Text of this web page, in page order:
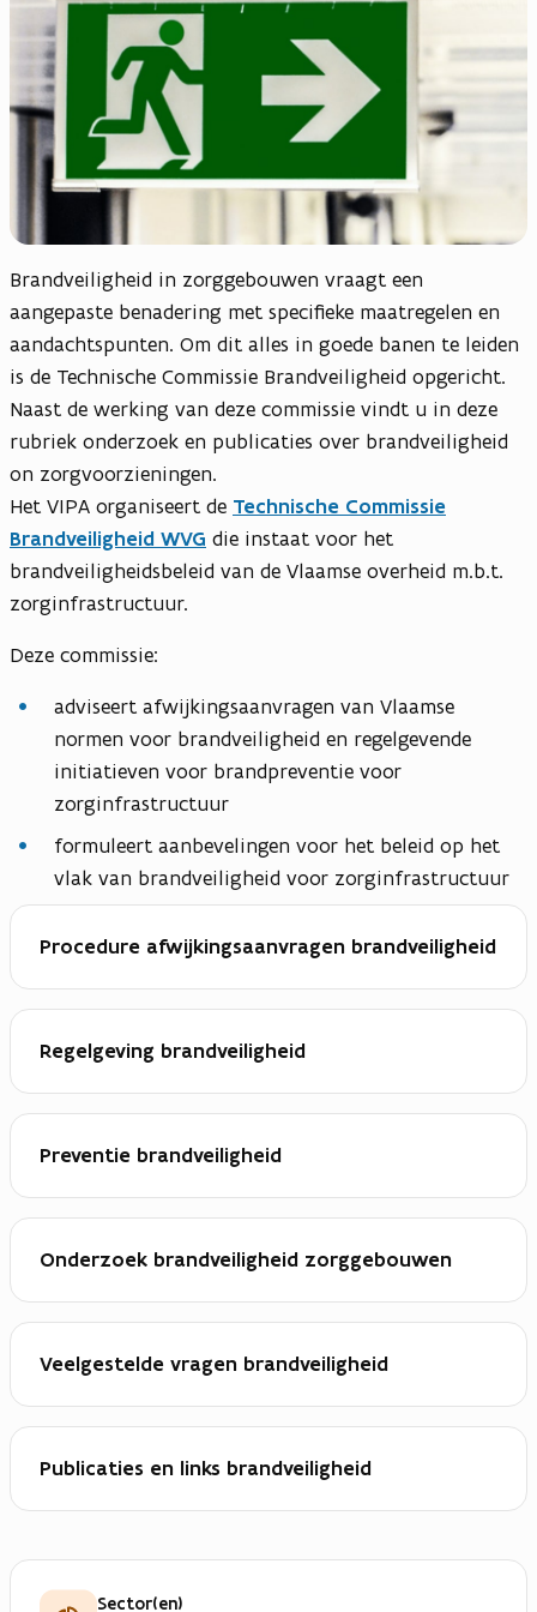
Brandveiligheid in zorggebouwen vraagt een
aangepaste benadering met specifieke maatregelen en
aandachtspunten. Om dit alles in goede banen te leiden
is de Technische Commissie Brandveiligheid opgericht.
Naast de werking van deze commissie vindt u in deze
rubriek onderzoek en publicaties over brandveiligheid
on zorgvoorzieningen.
Het VIPA organiseert de Technische Commissie
Brandveiligheid WVG die instaat voor het
brandveiligheidsbeleid van de Vlaamse overheid m.b.t.
zorginfrastructuur.
Deze commissie:
adviseert afwijkingsaanvragen van Vlaamse
normen voor brandveiligheid en regelgevende
initiatieven voor brandpreventie voor
zorginfrastructuur
formuleert aanbevelingen voor het beleid op het
vlak van brandveiligheid voor zorginfrastructuur
Procedure afwijkingsaanvragen brandveiligheid
Regelgeving brandveiligheid
Preventie brandveiligheid
Onderzoek brandveiligheid zorggebouwen
Veelgestelde vragen brandveiligheid
Publicaties en links brandveiligheid
Sector(en)